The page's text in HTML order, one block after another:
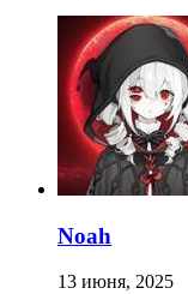
Noah
13 июня, 2025